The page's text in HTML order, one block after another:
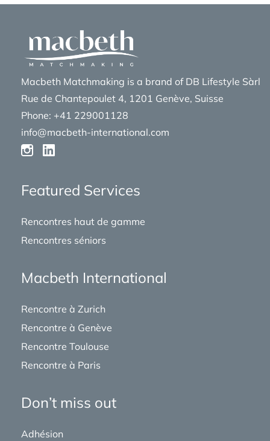
Macbeth Matchmaking is a brand of DB Lifestyle Sàrl
Rue de Chantepoulet 4, 1201 Genève, Suisse
Phone: +41 229001128
info@macbeth-international.com
Featured Services
Rencontres haut de gamme
Rencontres séniors
Macbeth International
Rencontre à Zurich
Rencontre à Genève
Rencontre Toulouse
Rencontre à Paris
Don’t miss out
Adhésion